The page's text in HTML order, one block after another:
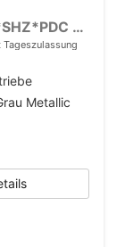
Allure Turbo 100 PS Android Auto*SHZ*PDC v/h*Klimaauto*Tempomat*
Metallic